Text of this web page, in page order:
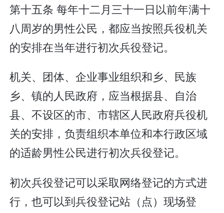
第十五条 每年十二月三十一日以前年满十
八周岁的男性公民，都应当按照兵役机关
的安排在当年进行初次兵役登记。
机关、团体、企业事业组织和乡、民族
乡、镇的人民政府，应当根据县、自治
县、不设区的市、市辖区人民政府兵役机
关的安排，负责组织本单位和本行政区域
的适龄男性公民进行初次兵役登记。
初次兵役登记可以采取网络登记的方式进
行，也可以到兵役登记站（点）现场登